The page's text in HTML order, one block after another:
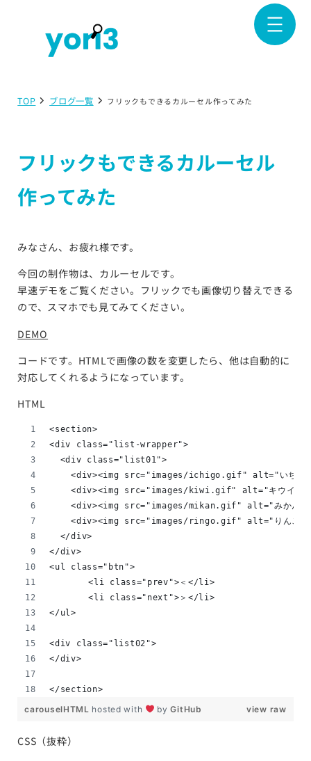
TOP ブログ一覧 フリックもできるカルーセル作ってみた
フリックもできるカルーセル
作ってみた
みなさん、お疲れ様です。
今回の制作物は、カルーセルです。
早速デモをご覧ください。フリックでも画像切り替えできる
ので、スマホでも見てみてください。
DEMO
コードです。HTMLで画像の数を変更したら、他は自動的に
対応してくれるようになっています。
HTML
<section>
<div class="list-wrapper">
  <div class="list01">
<div><img src="images/ichigo.gif" alt="いちご
<div><img src="images/kiwi.gif" alt="キウイ
<div><img src="images/mikan.gif" alt="みかん
<div><img src="images/ringo.gif" alt="りんご
  </div>
</div>
<ul class="btn">
	<li class="prev">＜</li>
	<li class="next">＞</li>
</ul>
<div class="list02">
</div>
</section>
view raw
carouselHTML hosted with byGitHub
CSS（抜粋）